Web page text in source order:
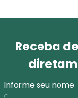
Receba
Informe seu nome